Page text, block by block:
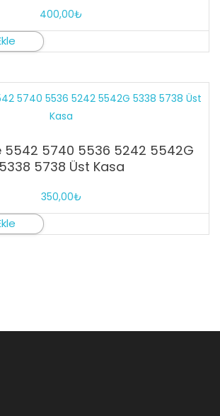
400,00₺
5542 5740 5536 5242 5542G
5338 5738 Üst Kasa
350,00₺